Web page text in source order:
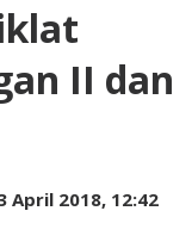
II dan
April 2018, 12:42